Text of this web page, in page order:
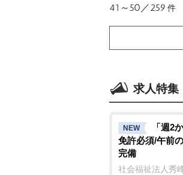
41～50／259 件
求人特集
NEW
「週2
免許必須/午前
完備
社会福祉法人秀